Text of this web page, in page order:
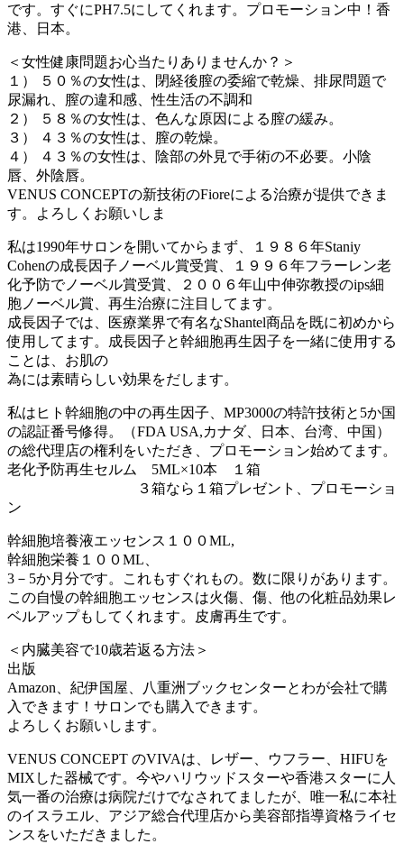
です。すぐにPH7.5にしてくれます。プロモーション中！香
港、日本。
＜女性健康問題お心当たりありませんか？＞
１） ５０％の女性は、閉経後膣の委縮で乾燥、排尿問題で
尿漏れ、膣の違和感、性生活の不調和
２） ５８％の女性は、色んな原因による膣の緩み。
３） ４３％の女性は、膣の乾燥。
４） ４３％の女性は、陰部の外見で手術の不必要。小陰
唇、外陰唇。
VENUS CONCEPTの新技術のFioreによる治療が提供できま
す。よろしくお願いしま
私は1990年サロンを開いてからまず、１９８６年Staniy
Cohenの成長因子ノーベル賞受賞、１９９６年フラーレン老
化予防でノーベル賞受賞、２００６年山中伸弥教授のips細
胞ノーベル賞、再生治療に注目してます。
成長因子では、医療業界で有名なShantel商品を既に初めから
使用してます。成長因子と幹細胞再生因子を一緒に使用する
ことは、お肌の
為には素晴らしい効果をだします。
私はヒト幹細胞の中の再生因子、MP3000の特許技術と5か国
の認証番号修得。（FDA USA,カナダ、日本、台湾、中国）
の総代理店の権利をいただき、プロモーション始めてます。
老化予防再生セルム 5ML×10本 １箱
３箱なら１箱プレゼント、プロモーショ
ン
幹細胞培養液エッセンス１００ML,
幹細胞栄養１００ML、
3－5か月分です。これもすぐれもの。数に限りがあります。
この自慢の幹細胞エッセンスは火傷、傷、他の化粧品効果レ
ベルアップもしてくれます。皮膚再生です。
＜内臓美容で10歳若返る方法＞
出版
Amazon、紀伊国屋、八重洲ブックセンターとわが会社で購
入できます！サロンでも購入できます。
よろしくお願いします。
VENUS CONCEPT のVIVAは、レザー、ウフラー、HIFUを
MIXした器械です。今やハリウッドスターや香港スターに人
気一番の治療は病院だけでなされてましたが、唯一私に本社
のイスラエル、アジア総合代理店から美容部指導資格ライセ
ンスをいただきました。